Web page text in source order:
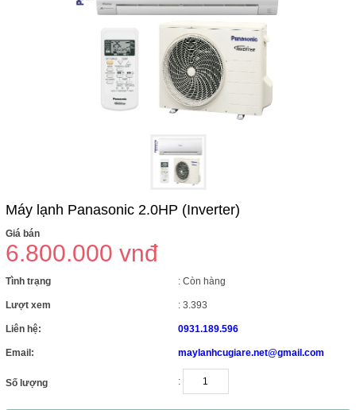
Máy lạnh Panasonic 2.0HP (Inverter)
Giá bán
6.800.000 vnđ
Tình trạng : Còn hàng
Lượt xem : 3.393
Liên hệ: 0931.189.596
Email: maylanhcugiare.net@gmail.com
Số lượng :